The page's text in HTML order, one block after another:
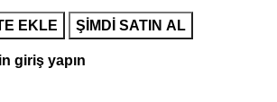
EKLE ŞIMDI SATIN AL
giriş yapın